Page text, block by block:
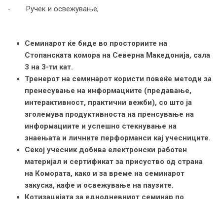
- Ручeк и освежување;
Семинарот ќе биде во просториите на
Стопанската комора на Северна Македонија, сала
3 на 3-ти кат.
Тренерот на семинарот користи повеќе методи за
пренесување на информациите (предавање,
интерактивност, практични вежби), со што ја
зголемува продуктивноста на пренсување на
информациите и успешно стекнување на
знаењата и личните перформанси кај учесниците.
Секој учесник добива електронски работен
материјал и сертификат за присуство од страна
на Комората, како и за време на семинарот
закуска, кафе и освежување на паузите.
Котизацијата за еднодневниот семинар по